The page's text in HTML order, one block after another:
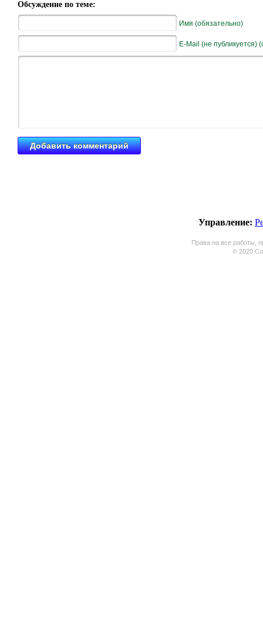
Обсуждение по теме:
Имя (обязательно)
E-Mail (не публикуется)
Управление:
Права на все работы,
© 2020